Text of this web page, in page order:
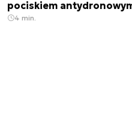
pociskiem
4 min.